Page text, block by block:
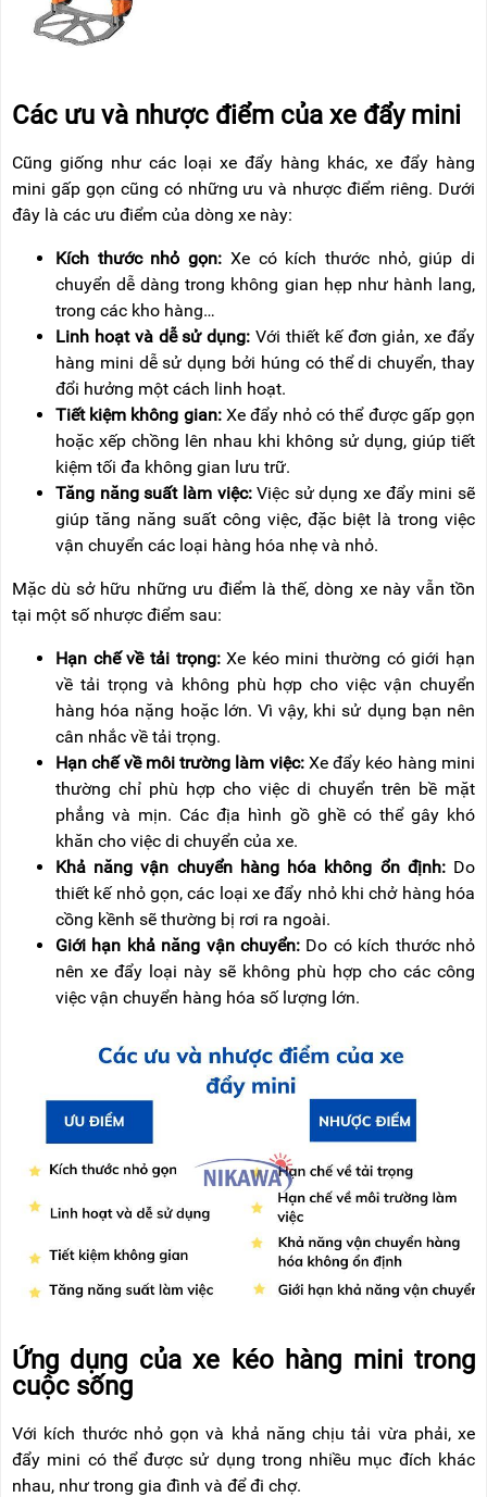
Các ưu và nhược điểm của xe đẩy mini
Cũng giống như các loại xe đẩy hàng khác, xe đẩy hàng
mini gấp gọn cũng có những ưu và nhược điểm riêng. Dưới
đây là các ưu điểm của dòng xe này:
Kích thước nhỏ gọn: Xe có kích thước nhỏ, giúp di
chuyển dễ dàng trong không gian hẹp như hành lang,
trong các kho hàng…
Linh hoạt và dễ sử dụng: Với thiết kế đơn giản, xe đẩy
hàng mini dễ sử dụng bởi húng có thể di chuyển, thay
đổi hưởng một cách linh hoạt.
Tiết kiệm không gian: Xe đẩy nhỏ có thể được gấp gọn
hoặc xếp chồng lên nhau khi không sử dụng, giúp tiết
kiệm tối đa không gian lưu trữ.
Tăng năng suất làm việc:Việc sử dụng xe đẩy mini sẽ
giúp tăng năng suất công việc, đặc biệt là trong việc
vận chuyển các loại hàng hóa nhẹ và nhỏ.
Mặc dù sở hữu những ưu điểm là thế, dòng xe này vẫn tồn
tại một số nhược điểm sau:
Hạn chế về tải trọng:Xe kéo mini thường có giới hạn
về tải trọng và không phù hợp cho việc vận chuyển
hàng hóa nặng hoặc lớn. Vì vậy, khi sử dụng bạn nên
cân nhắc về tải trọng.
Hạn chế về môi trường làm việc: Xe đẩy kéo hàng mini
thường chỉ phù hợp cho việc di chuyển trên bề mặt
phẳng và mịn. Các địa hình gồ ghề có thể gây khó
khăn cho việc di chuyển của xe.
Khả năng vận chuyển hàng hóa không ổn định: Do
thiết kế nhỏ gọn, các loại xe đẩy nhỏ khi chở hàng hóa
cồng kềnh sẽ thường bị rơi ra ngoài.
Giới hạn khả năng vận chuyển: Do có kích thước nhỏ
nên xe đẩy loại này sẽ không phù hợp cho các công
việc vận chuyển hàng hóa số lượng lớn.
Ứng dụng của xe kéo hàng mini trong
cuộc sống
Với kích thước nhỏ gọn và khả năng chịu tải vừa phải, xe
đẩy mini có thể được sử dụng trong nhiều mục đích khác
nhau, như trong gia đình và để đi chợ.